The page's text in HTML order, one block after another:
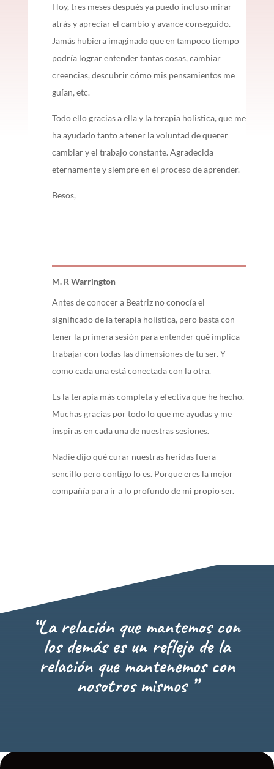
Hoy, tres meses después ya puedo incluso mirar
atrás y apreciar el cambio y avance conseguido.
Jamás hubiera imaginado que en tampoco tiempo
podría lograr entender tantas cosas, cambiar
creencias, descubrir cómo mis pensamientos me
guían, etc.
Todo ello gracias a ella y la terapia holistica, que me
ha ayudado tanto a tener la voluntad de querer
cambiar y el trabajo constante. Agradecida
eternamente y siempre en el proceso de aprender.
Besos,
M. R Warrington
Antes de conocer a Beatriz no conocía el
significado de la terapia holística, pero basta con
tener la primera sesión para entender qué implica
trabajar con todas las dimensiones de tu ser. Y
como cada una está conectada con la otra.
Es la terapia más completa y efectiva que he hecho.
Muchas gracias por todo lo que me ayudas y me
inspiras en cada una de nuestras sesiones.
Nadie dijo qué curar nuestras heridas fuera
sencillo pero contigo lo es. Porque eres la mejor
compañía para ir a lo profundo de mi propio ser.
“La relación que mantemos con
los demás es un reflejo de la
relación que mantenemos con
nosotros mismos ”